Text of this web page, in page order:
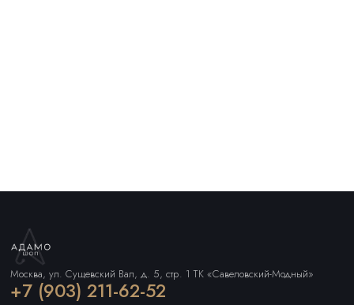
Москва, ул. Сущевский Вал, д. 5, стр. 1 ТК «Савеловский-Модный»
+7 (903) 211-62-52